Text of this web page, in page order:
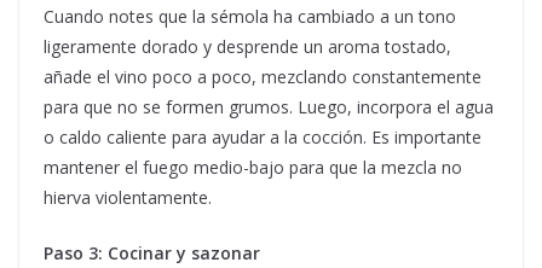
Cuando notes que la sémola ha cambiado a un tono
ligeramente dorado y desprende un aroma tostado,
añade el vino poco a poco, mezclando constantemente
para que no se formen grumos. Luego, incorpora el agua
o caldo caliente para ayudar a la cocción. Es importante
mantener el fuego medio-bajo para que la mezcla no
hierva violentamente.
Paso 3: Cocinar y sazonar